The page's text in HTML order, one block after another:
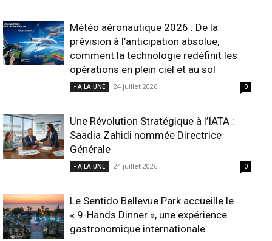
Météo aéronautique 2026 : De la
prévision à l’anticipation absolue,
comment la technologie redéfinit les
opérations en plein ciel et au sol
- A LA UNE 24 juillet 2026 0
Une Révolution Stratégique à l’IATA :
Saadia Zahidi nommée Directrice
Générale
- A LA UNE 24 juillet 2026 0
Le Sentido Bellevue Park accueille le
« 9-Hands Dinner », une expérience
gastronomique internationale